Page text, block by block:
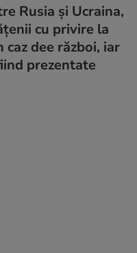
Rusia și Ucraina,
cu privire la
dee război, iar
prezentate